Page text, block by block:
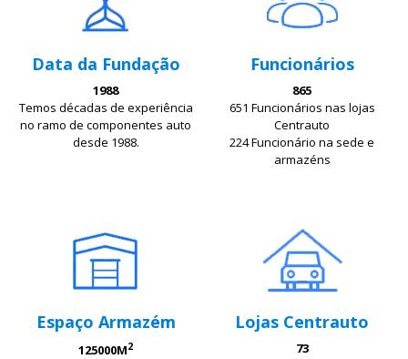
Data da Fundação
1988
Temos décadas de experiência
no ramo de componentes auto
desde 1988.
Funcionários
865
651 Funcionários nas lojas
Centrauto
224 Funcionário na sede e
armazéns
Espaço Armazém
125000M2
Lojas Centrauto
73